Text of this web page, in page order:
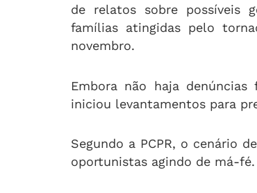
de relatos sobre possíveis
famílias atingidas pelo
novembro.
Embora não haja
iniciou levantamentos para
Segundo a PCPR, o cenário
oportunistas agindo de má-fé.